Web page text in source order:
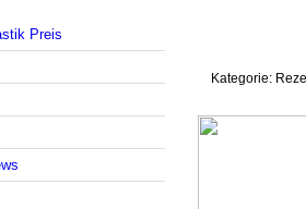
Preis
Kategorie: